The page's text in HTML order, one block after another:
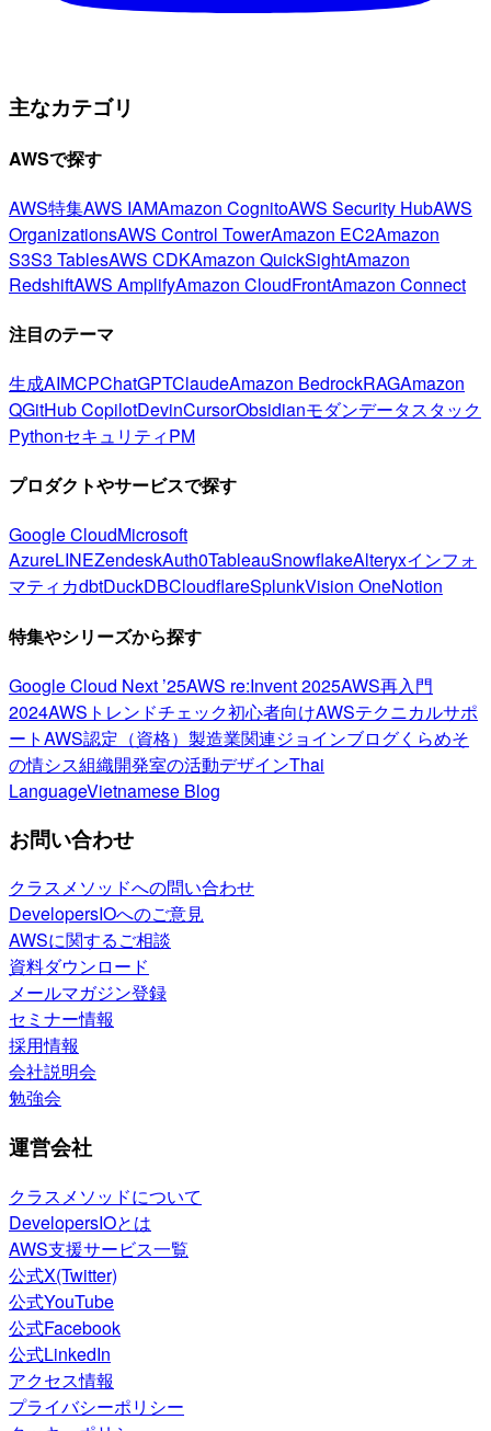
主なカテゴリ
AWSで探す
AWS特集AWS IAMAmazon CognitoAWS Security HubAWS
OrganizationsAWS Control TowerAmazon EC2Amazon
S3S3 TablesAWS CDKAmazon QuickSightAmazon
RedshiftAWS AmplifyAmazon CloudFrontAmazon Connect
注目のテーマ
生成AIMCPChatGPTClaudeAmazon BedrockRAGAmazon
QGitHub CopilotDevinCursorObsidianモダンデータスタック
PythonセキュリティPM
プロダクトやサービスで探す
Google CloudMicrosoft
AzureLINEZendeskAuth0TableauSnowflakeAlteryxインフォ
マティカdbtDuckDBCloudflareSplunkVision OneNotion
特集やシリーズから探す
Google Cloud Next ’25AWS re:Invent 2025AWS再入門
2024AWSトレンドチェック初心者向けAWSテクニカルサポ
ートAWS認定（資格） 製造業関連ジョインブログくらめそ
の情シス組織開発室の活動デザインThai
LanguageVietnamese Blog
お問い合わせ
クラスメソッドへの問い合わせ
DevelopersIOへのご意見
AWSに関するご相談
資料ダウンロード
メールマガジン登録
セミナー情報
採用情報
会社説明会
勉強会
運営会社
クラスメソッドについて
DevelopersIOとは
AWS支援サービス一覧
公式X(Twitter)
公式YouTube
公式Facebook
公式LinkedIn
アクセス情報
プライバシーポリシー